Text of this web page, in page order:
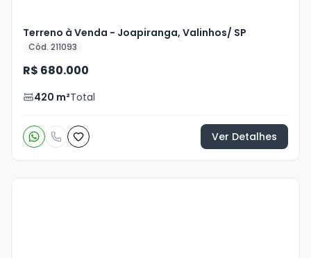
Terreno à Venda - Joapiranga, Valinhos/ SP
Cód. 211093
R$ 680.000
420 m²Total
Ver Detalhes